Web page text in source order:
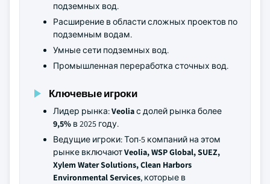
подземных вод.
Расширение в области сложных проектов по
подземным водам.
Умные сети подземных вод.
Промышленная переработка сточных вод.
Ключевые игроки
Лидер рынка:Veoliaс долей рынка более
9,5% в 2025 году.
Ведущие игроки: Топ-5 компаний на этом
рынке включаютVeolia, WSP Global, SUEZ,
Xylem Water Solutions, Clean Harbors
Environmental Services, которые в